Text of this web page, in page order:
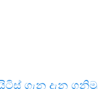
ගැන දැන ගනිමු